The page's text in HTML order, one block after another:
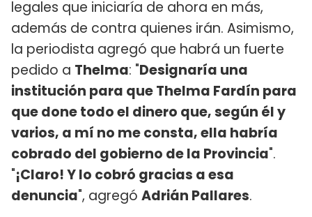
legales que iniciaría de ahora en más,
además de contra quienes irán. Asimismo,
la periodista agregó que habrá un fuerte
pedido a Thelma: "Designaría una
institución para que Thelma Fardín para
que done todo el dinero que, según él y
varios, a mí no me consta, ella habría
cobrado del gobierno de la Provincia".
"¡Claro! Y lo cobró gracias a esa
denuncia", agregó Adrián Pallares.